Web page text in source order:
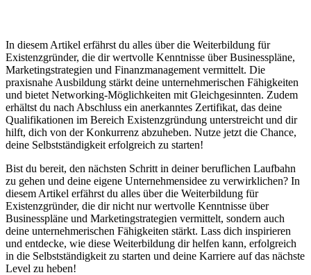
In diesem Artikel erfährst du alles über die Weiterbildung für
Existenzgründer, die dir wertvolle Kenntnisse über Businesspläne,
Marketingstrategien und Finanzmanagement vermittelt. Die
praxisnahe Ausbildung stärkt deine unternehmerischen Fähigkeiten
und bietet Networking-Möglichkeiten mit Gleichgesinnten. Zudem
erhältst du nach Abschluss ein anerkanntes Zertifikat, das deine
Qualifikationen im Bereich Existenzgründung unterstreicht und dir
hilft, dich von der Konkurrenz abzuheben. Nutze jetzt die Chance,
deine Selbstständigkeit erfolgreich zu starten!
Bist du bereit, den nächsten Schritt in deiner beruflichen Laufbahn
zu gehen und deine eigene Unternehmensidee zu verwirklichen? In
diesem Artikel erfährst du alles über die Weiterbildung für
Existenzgründer, die dir nicht nur wertvolle Kenntnisse über
Businesspläne und Marketingstrategien vermittelt, sondern auch
deine unternehmerischen Fähigkeiten stärkt. Lass dich inspirieren
und entdecke, wie diese Weiterbildung dir helfen kann, erfolgreich
in die Selbstständigkeit zu starten und deine Karriere auf das nächste
Level zu heben!